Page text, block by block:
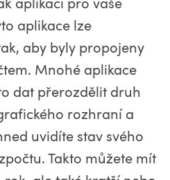
aplikace lze
aby byly propojeny
Mnohé aplikace
dat přerozdělit druh
rozhraní a
uvidíte stav svého
Takto můžete mít